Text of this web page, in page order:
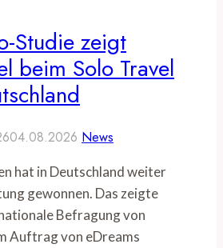
Studie zeigt
beim Solo Travel
04.08.2026 News
hat in Deutschland weiter
gewonnen. Das zeigte
Befragung von
Auftrag von eDreams